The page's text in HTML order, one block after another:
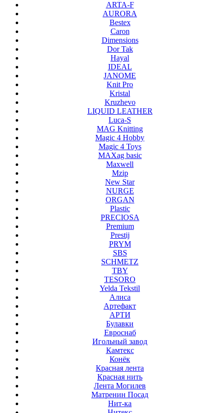
ARTA-F
AURORA
Bestex
Caron
Dimensions
Dor Tak
Hayal
IDEAL
JANOME
Knit Pro
Kristal
Kruzhevo
LIQUID LEATHER
Luca-S
MAG Knitting
Magic 4 Hobby
Magic 4 Toys
MAXag basic
Maxwell
Mzip
New Star
NURGE
ORGAN
Plastic
PRECIOSA
Premium
Prestij
PRYM
SBS
SCHMETZ
TBY
TESORO
Yelda Tekstil
Алиса
Артефакт
АРТИ
Булавки
Евроснаб
Игольный завод
Камтекс
Конёк
Красная лента
Красная нить
Лента Могилев
Матренин Посад
Нит-ка